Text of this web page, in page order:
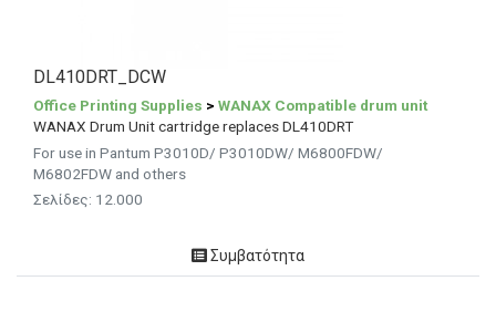
DL410DRT_DCW
Office Printing Supplies > WANAX Compatible drum unit
WANAX Drum Unit cartridge replaces DL410DRT
For use in Pantum P3010D/ P3010DW/ M6800FDW/
M6802FDW and others
Σελίδες: 12.000
Συμβατότητα